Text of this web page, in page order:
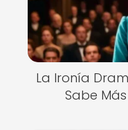
La Ironía
Sabe